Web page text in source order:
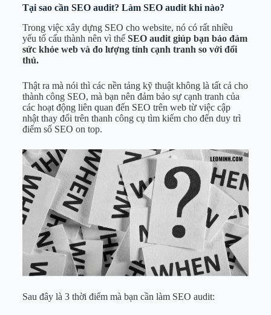
Tại sao cần SEO audit? Làm SEO audit khi nào?
Trong việc xây dựng SEO cho website, nó có rất nhiều
yếu tố cấu thành nên vì thế SEO audit giúp bạn bảo đảm
sức khỏe web và đo lượng tính cạnh tranh so với đổi
thủ.
Thật ra mà nói thì các nền tảng kỹ thuật không là tất cả cho
thành công SEO, mà bạn nên đảm bảo sự cạnh tranh của
các hoạt động liên quan đến SEO trên web từ việc cập
nhật thay đổi trên thanh công cụ tìm kiếm cho đến duy trì
điểm số SEO on top.
Sau đây là 3 thời điểm mà bạn cần làm SEO audit: